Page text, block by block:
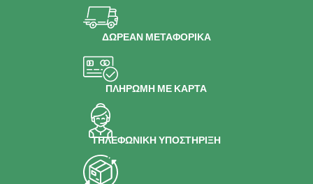
ΔΩΡΕΑΝ ΜΕΤΑΦΟΡΙΚΑ
ΠΛΗΡΩΜΗ ΜΕ ΚΑΡΤΑ
ΤΗΛΕΦΩΝΙΚΗ ΥΠΟΣΤΗΡΙΞΗ